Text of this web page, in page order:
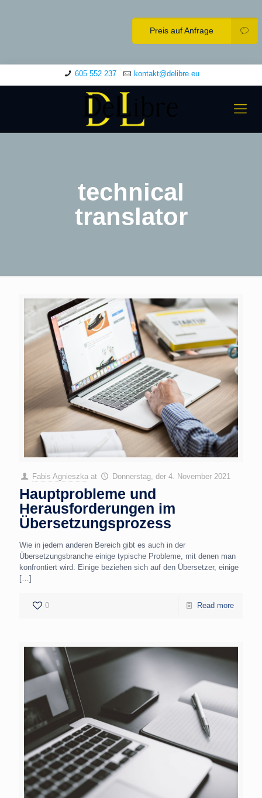
Preis auf Anfrage
605 552 237 kontakt@delibre.eu
technical
translator
Fabis Agnieszka at Donnerstag, der 4. November 2021
Hauptprobleme und
Herausforderungen im
Übersetzungsprozess
Wie in jedem anderen Bereich gibt es auch in der
Übersetzungsbranche einige typische Probleme, mit denen man
konfrontiert wird. Einige beziehen sich auf den Übersetzer, einige
[…]
0 Read more